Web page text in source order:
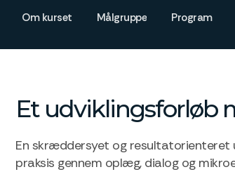
Om kurset Målgruppe Program
Et udviklingsforløb
En skræddersyet og
praksis gennem oplæg, dialog og